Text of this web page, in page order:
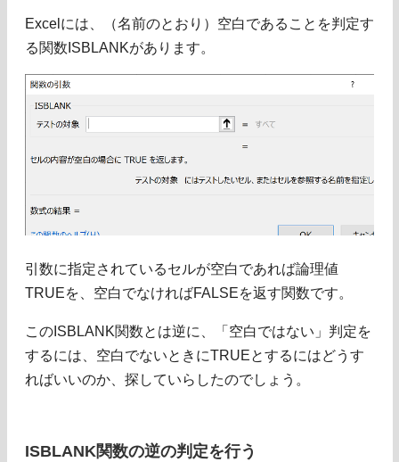
Excelには、（名前のとおり）空白であることを判定す
る関数ISBLANKがあります。
引数に指定されているセルが空白であれば論理値
TRUEを、空白でなければFALSEを返す関数です。
このISBLANK関数とは逆に、「空白ではない」判定を
するには、空白でないときにTRUEとするにはどうす
ればいいのか、探していらしたのでしょう。
ISBLANK関数の逆の判定を行う